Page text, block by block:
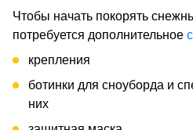
Чтобы начать покорять
потребуется дополнительное
крепления
ботинки для сноуборда и
них